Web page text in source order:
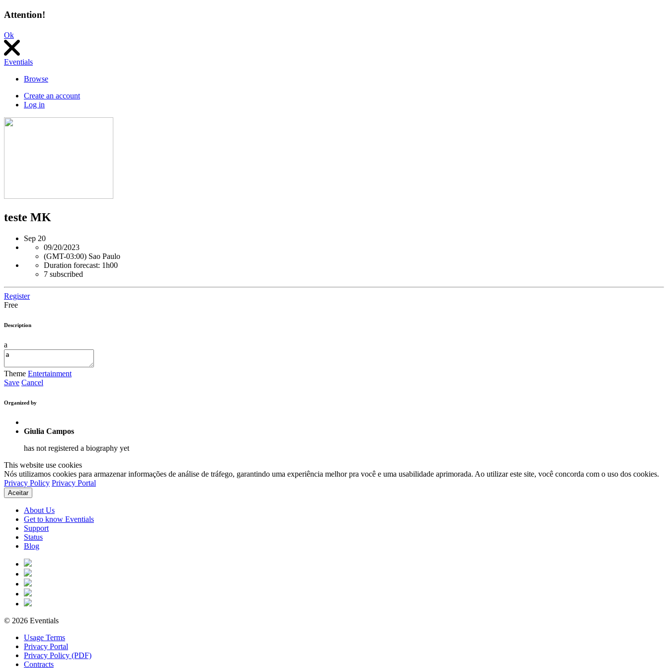
Attention!
Ok
Eventials
Browse
Create an account
Log in
teste MK
Sep 20
09/20/2023
(GMT-03:00) Sao Paulo
Duration forecast: 1h00
7 subscribed
Register
Free
Description
a
Theme Entertainment
Save Cancel
Organized by
Giulia Campos
has not registered a biography yet
This website use cookies
Nós utilizamos cookies para armazenar informações de análise de tráfego, garantindo uma experiência melhor pra você e uma usabilidade aprimorada. Ao utilizar este site, você concorda com o uso dos cookies.
Privacy Policy Privacy Portal
Aceitar
About Us
Get to know Eventials
Support
Status
Blog
© 2026 Eventials
Usage Terms
Privacy Portal
Privacy Policy (PDF)
Contracts